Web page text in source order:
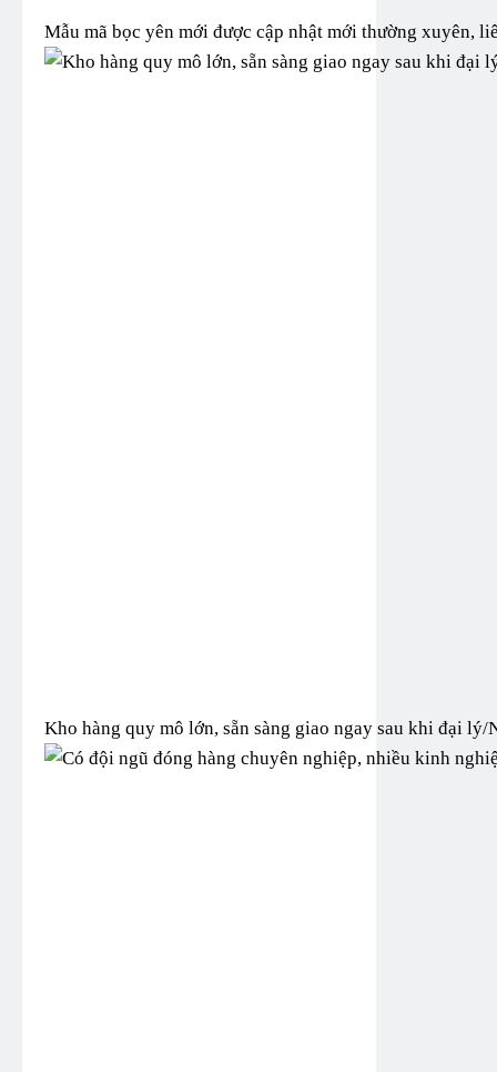
Mẫu mã bọc yên mới được cập nhật mới thường xuyên,
Kho hàng quy mô lớn, sẵn sàng giao ngay sau khi đại lý/